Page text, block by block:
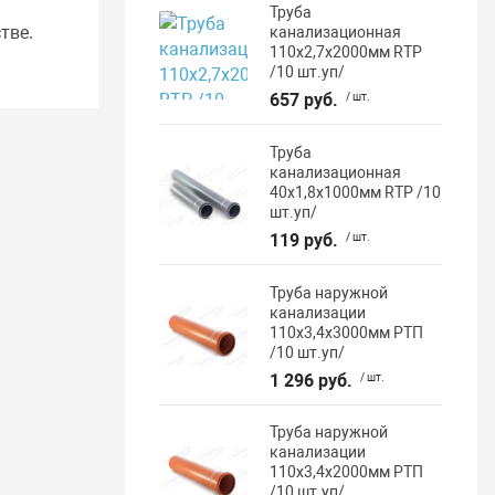
Труба
канализационная
110х2,7х2000мм RTP
/10 шт.уп/
657 руб. / шт.
Труба
канализационная
40х1,8х1000мм RTP /10
шт.уп/
119 руб. / шт.
Труба наружной
канализации
110х3,4х3000мм РТП
/10 шт.уп/
1 296 руб. / шт.
Труба наружной
канализации
110х3,4х2000мм РТП